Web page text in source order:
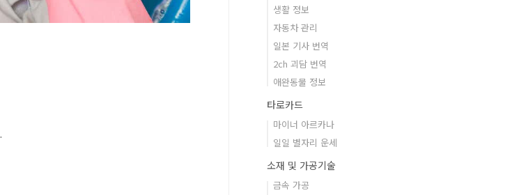
생활 정보
자동차 관리
일본 기사 번역
2ch 괴담 번역
애완동물 정보
타로카드
마이너 아르카나
일일 별자리 운세
소재 및 가공기술
금속 가공